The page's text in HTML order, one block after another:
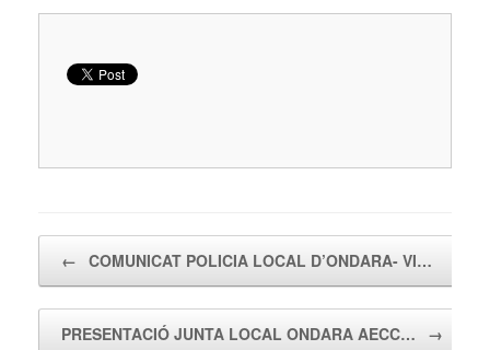
← COMUNICAT POLICIA LOCAL D’ONDARA- VI…
PRESENTACIÓ JUNTA LOCAL ONDARA AECC… →